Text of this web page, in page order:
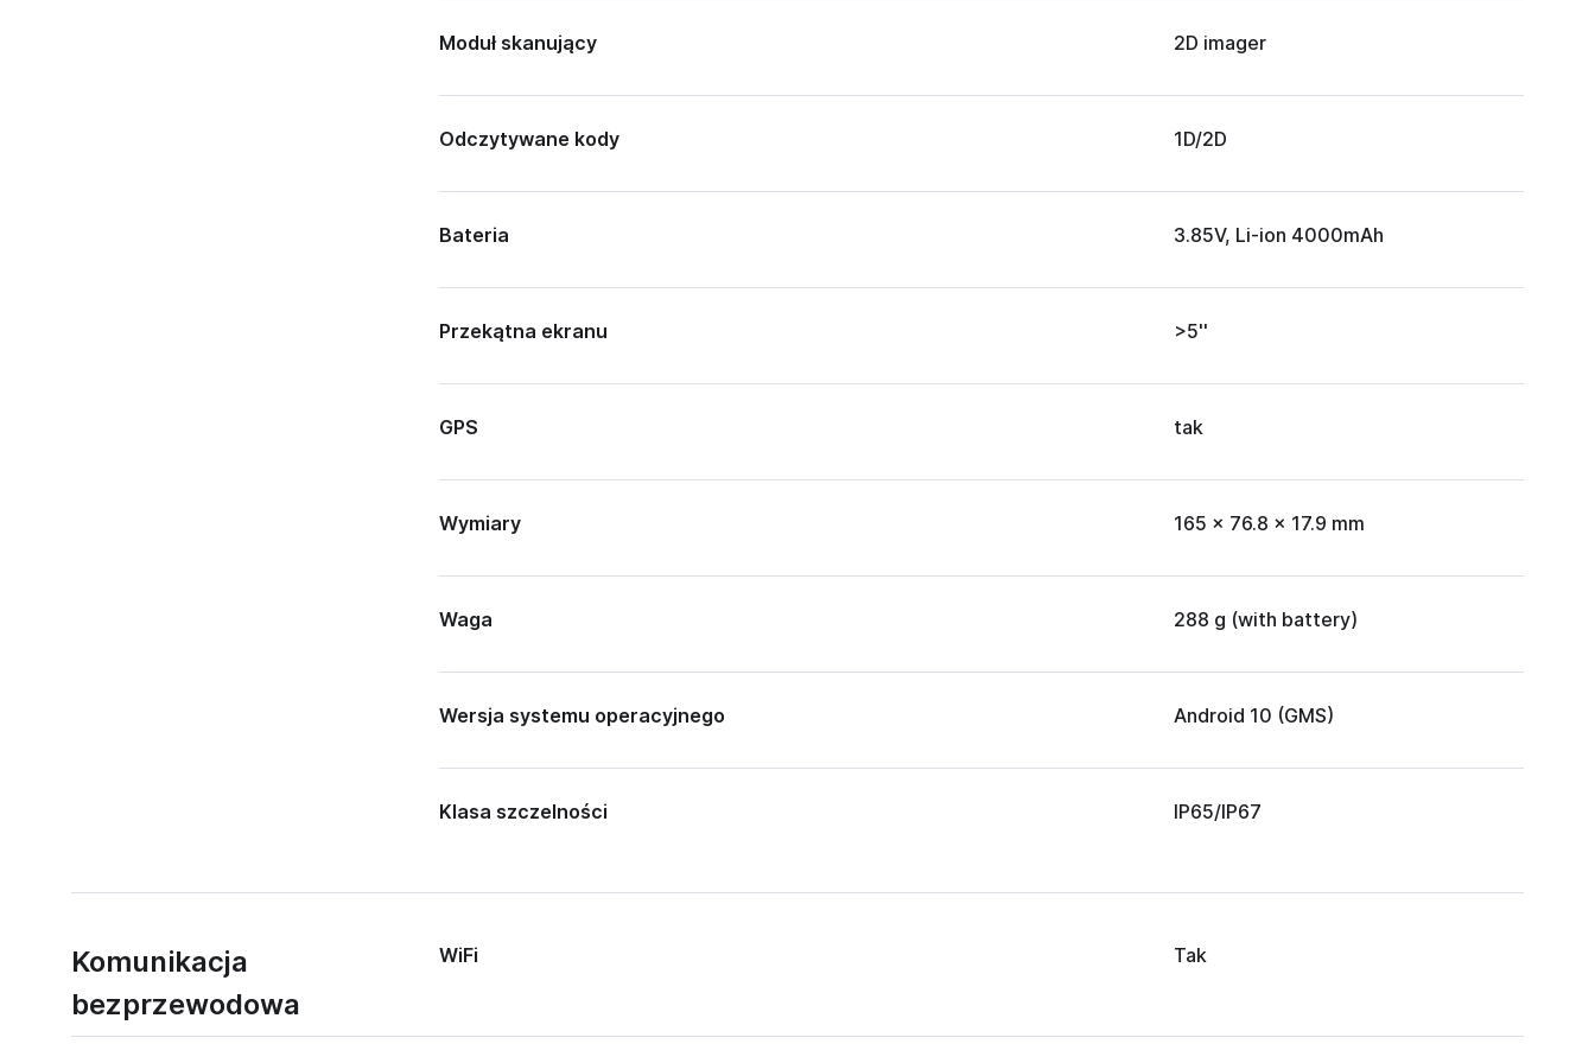
Moduł skanujący 2D imager
Odczytywane kody 1D/2D
Bateria 3.85V, Li-ion 4000mAh
Przekątna ekranu >5''
GPS tak
Wymiary 165 x 76.8 x 17.9 mm
Waga 288 g (with battery)
Wersja systemu operacyjnego Android 10 (GMS)
Klasa szczelności IP65/IP67
Komunikacja
bezprzewodowa
WiFi Tak